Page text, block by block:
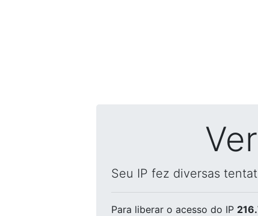
Seu IP fez diversas
Para liberar o acesso do IP